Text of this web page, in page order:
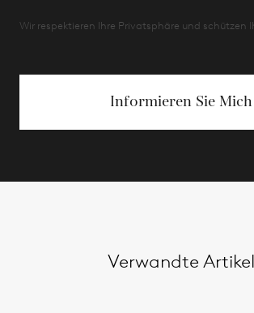
Wir respektieren Ihre Privatsphäre und schützen
Informieren Sie Mich
Verwandte Artikel